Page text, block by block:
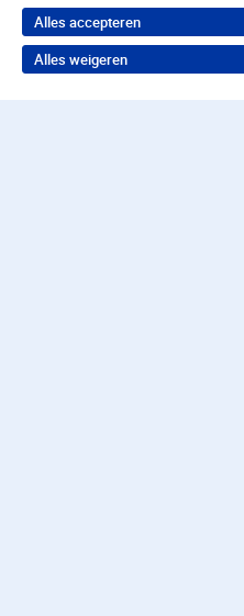
Alles accepteren
Alles weigeren